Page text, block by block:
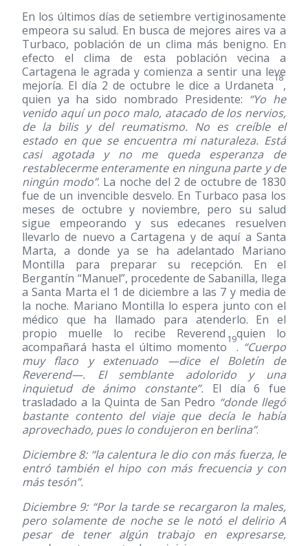
En los últimos días de setiembre vertiginosamente
empeora su salud. En busca de mejores aires va a
Turbaco, población de un clima más benigno. En
efecto el clima de esta población vecina a
Cartagena le agrada y comienza a sentir una leve
mejoría. El día 2 de octubre le dice a Urdaneta
18
,
quien ya ha sido nombrado Presidente: “Yo he
venido aquí un poco malo, atacado de los nervios,
de la bilis y del reumatismo. No es creíble el
estado en que se encuentra mi naturaleza. Está
casi agotada y no me queda esperanza de
restablecerme enteramente en ninguna parte y de
ningún modo”. La noche del 2 de octubre de 1830
fue de un invencible desvelo. En Turbaco pasa los
meses de octubre y noviembre, pero su salud
sigue empeorando y sus edecanes resuelven
llevarlo de nuevo a Cartagena y de aquí a Santa
Marta, a donde ya se ha adelantado Mariano
Montilla para preparar su recepción. En el
Bergantín “Manuel”, procedente de Sabanilla, llega
a Santa Marta el 1 de diciembre a las 7 y media de
la noche. Mariano Montilla lo espera junto con el
médico que ha llamado para atenderlo. En el
propio muelle lo recibe Reverend quien lo
acompañará hasta el último momento
19
. “Cuerpo
muy flaco y extenuado —dice el Boletín de
Reverend—. El semblante adolorido y una
inquietud de ánimo constante”. El día 6 fue
trasladado a la Quinta de San Pedro “donde llegó
bastante contento del viaje que decía le había
aprovechado, pues lo condujeron en berlina”.
Diciembre 8: “la calentura le dio con más fuerza, le
entró también el hipo con más frecuencia y con
más tesón”.
Diciembre 9: “Por la tarde se recargaron la males,
pero solamente de noche se le notó el delirio A
pesar de tener algún trabajo en expresarse,